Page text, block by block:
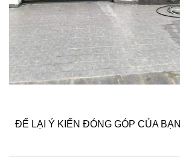
ĐỂ LẠI Ý KIẾN ĐÓNG GÓP CỦA BẠN